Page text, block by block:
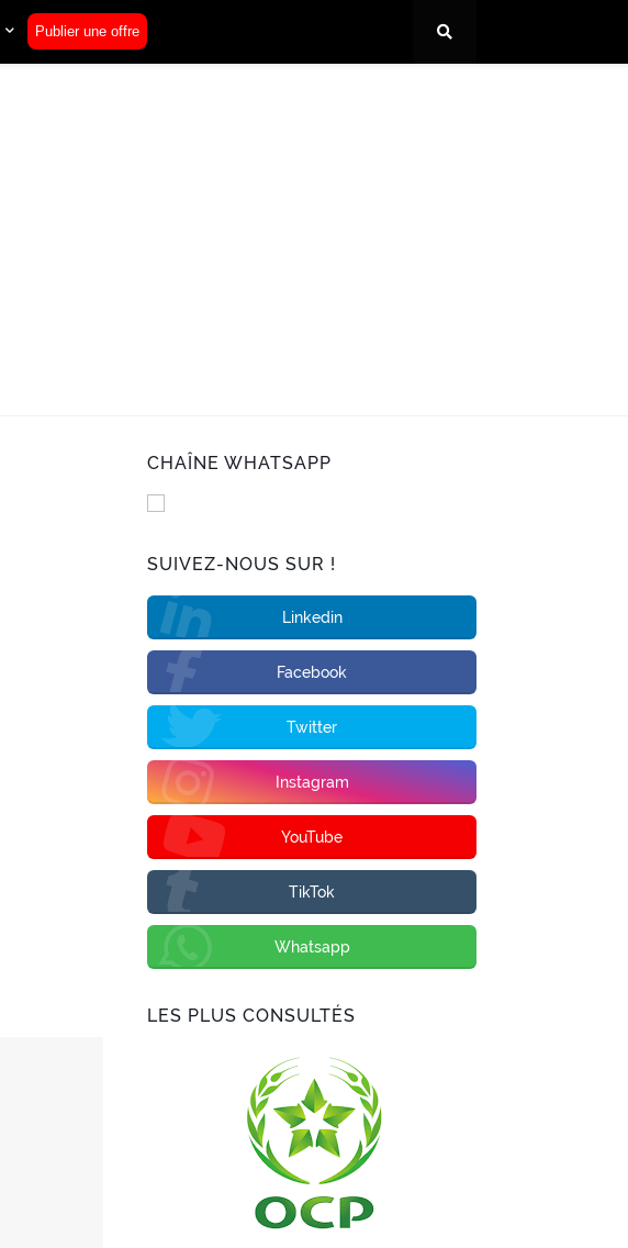
Publier une offre
CHAÎNE WHATSAPP
SUIVEZ-NOUS SUR !
Linkedin
Facebook
Twitter
Instagram
YouTube
TikTok
Whatsapp
LES PLUS CONSULTÉS